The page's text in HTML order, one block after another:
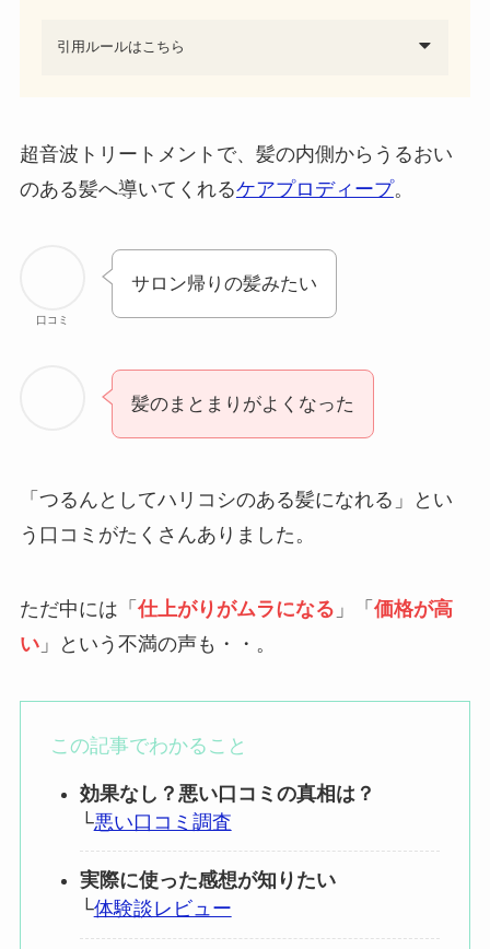
引用ルールはこちら
超音波トリートメントで、髪の内側からうるおい
のある髪へ導いてくれるケアプロディープ。
口コミ
サロン帰りの髪みたい
髪のまとまりがよくなった
「つるんとしてハリコシのある髪になれる」とい
う口コミがたくさんありました。
ただ中には「 仕上がりがムラになる 」「 価格が高
い」という不満の声も・・。
この記事でわかること
効果なし？悪い口コミの真相は？
└悪い口コミ調査
実際に使った感想が知りたい
└体験談レビュー